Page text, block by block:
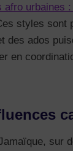
afro urbaines
styles sont
des ados
en
sur